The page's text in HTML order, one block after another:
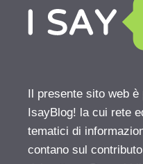
Il presente sito web
IsayBlog! la cui rete
tematici di
contano sul